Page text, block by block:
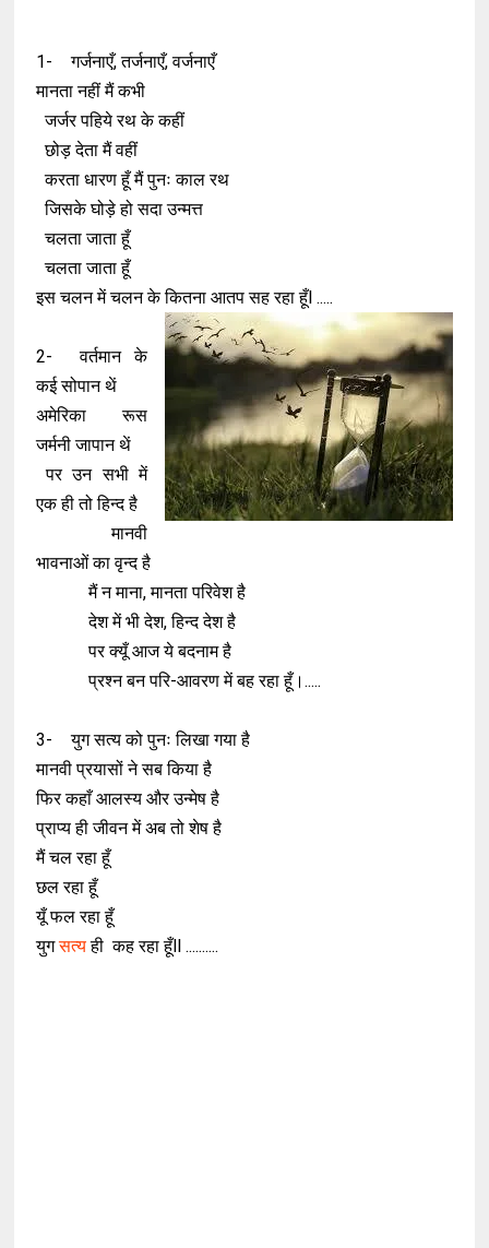
1-
गर्जनाएँ, तर्जनाएँ, वर्जनाएँ
मानता नहीं मैं कभी
जर्जर पहिये रथ के कहीं
छोड़ देता मैं वहीं
करता धारण हूँ मैं पुनः काल रथ
जिसके घोड़े हो सदा उन्मत्त
चलता जाता हूँ
चलता जाता हूँ
इस चलन में चलन के कितना आतप सह रहा हूँl .....
2-
वर्तमान के
कई सोपान थें
अमेरिका रूस
जर्मनी जापान थें
पर उन सभी में
एक ही तो हिन्द है
मानवी
भावनाओं का वृन्द है
मैं न माना, मानता परिवेश है
देश में भी देश, हिन्द देश है
पर क्यूँ आज ये बदनाम है
प्रश्न बन परि-आवरण में बह रहा हूँ।.....
3-
युग सत्य को पुनः लिखा गया है
मानवी प्रयासों ने सब किया है
फिर कहाँ आलस्य और उन्मेष है
प्राप्य ही जीवन में अब तो शेष है
मैं चल रहा हूँ
छल रहा हूँ
यूँ फल रहा हूँ
युगसत्यही कह रहा हूँll ..........